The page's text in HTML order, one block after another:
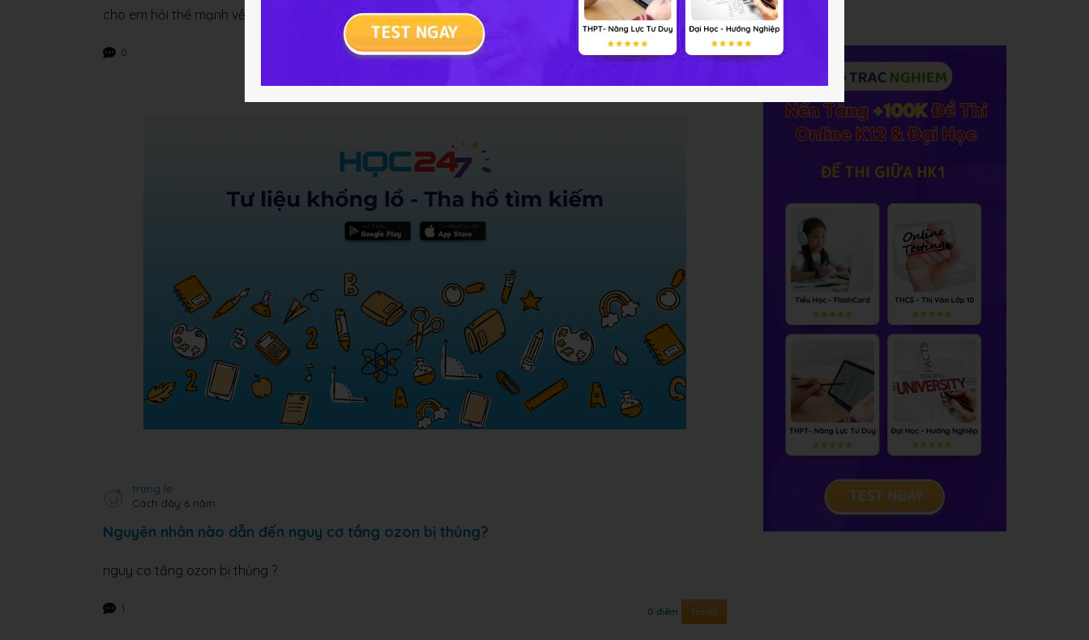
cho em hỏi thế mạnh về kinh tế của đà nẵng. và hướng phát triển kinh tế xã hợi của đà nẵng
0 0 điểm Trả lời
trang le
Cách đây 6 năm
Nguyên nhân nào dẫn đến nguy cơ tầng ozon bị thủng?
nguy cơ tầng ozon bị thủng ?
1 0 điểm Trả lời